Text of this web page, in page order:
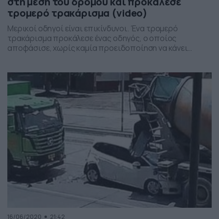
τρομερό τρακάρισμα (video)
Μερικοί οδηγοί είναι επικίνδυνοι. Ένα τρομερό
τρακάρισμα προκάλεσε ένας οδηγός, ο οποίος
αποφάσισε, χωρίς καμία προειδοποίηση να κάνει
διαμονή σας για τις καλοκαιρινές σας διακοπές με τα
πιο οικονομικά πακέτα. Το περιστατικό έλαβε χώρα
πριν από μερικές […]
16/06/2020 21:42